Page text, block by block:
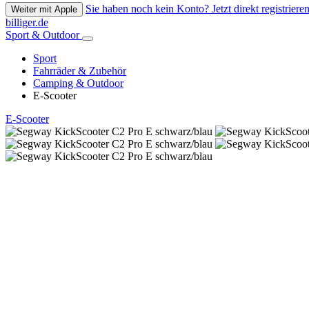
Weiter mit Apple
Sie haben noch kein Konto? Jetzt direkt
billiger.de
Sport & Outdoor
Sport
Fahrräder & Zubehör
Camping & Outdoor
E-Scooter
E-Scooter